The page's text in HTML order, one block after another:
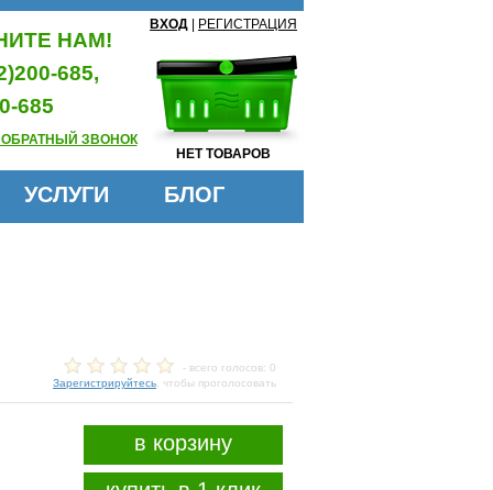
НАМ!
685,
685
ЗВОНОК
ВХОД РЕГИСТРАЦИЯ
НЕТ ТОВАРОВ
УСЛУГИ БЛОГ
- всего голосов: 0
Зарегистрируйтесь , чтобы проголосовать
в корзину